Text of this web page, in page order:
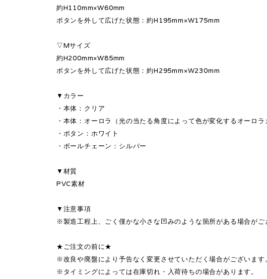
約H110mm×W60mm
ボタンを外して広げた状態：約H195mm×W175mm
▽Mサイズ
約H200mm×W85mm
ボタンを外して広げた状態：約H295mm×W230mm
▼カラー
・本体：クリア
・本体：オーロラ（光の当たる角度によって色が変化するオーロラ
・ボタン：ホワイト
・ボールチェーン：シルバー
▼材質
PVC素材
▼注意事項
※製造工程上、ごく僅かな小さな凹みのような箇所がある場合がご
★ご注文の前に★
※改良や廃盤により予告なく変更させていただく場合がございます
※タイミングによっては在庫切れ・入荷待ちの場合があります。